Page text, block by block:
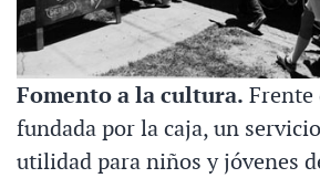
Fomento a la cultura. Frente
fundada por la caja, un
utilidad para niños y jóvenes